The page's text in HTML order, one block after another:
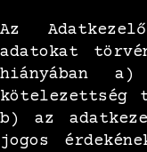
Az
adatokat
hiányában
kötelezettség
b) az
jogos